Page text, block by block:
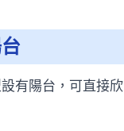
有陽台，可直接